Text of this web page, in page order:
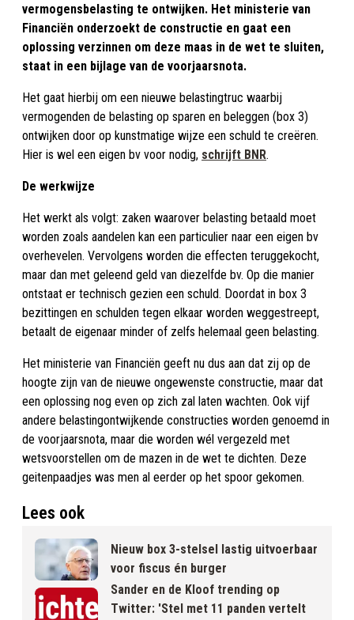
vermogensbelasting te ontwijken. Het ministerie van
Financiën onderzoekt de constructie en gaat een
oplossing verzinnen om deze maas in de wet te sluiten,
staat in een bijlage van de voorjaarsnota.
Het gaat hierbij om een nieuwe belastingtruc waarbij
vermogenden de belasting op sparen en beleggen (box 3)
ontwijken door op kunstmatige wijze een schuld te creëren.
Hier is wel een eigen bv voor nodig, schrijft BNR.
De werkwijze
Het werkt als volgt: zaken waarover belasting betaald moet
worden zoals aandelen kan een particulier naar een eigen bv
overhevelen. Vervolgens worden die effecten teruggekocht,
maar dan met geleend geld van diezelfde bv. Op die manier
ontstaat er technisch gezien een schuld. Doordat in box 3
bezittingen en schulden tegen elkaar worden weggestreept,
betaalt de eigenaar minder of zelfs helemaal geen belasting.
Het ministerie van Financiën geeft nu dus aan dat zij op de
hoogte zijn van de nieuwe ongewenste constructie, maar dat
een oplossing nog even op zich zal laten wachten. Ook vijf
andere belastingontwijkende constructies worden genoemd in
de voorjaarsnota, maar die worden wél vergezeld met
wetsvoorstellen om de mazen in de wet te dichten. Deze
geitenpaadjes was men al eerder op het spoor gekomen.
Lees ook
Nieuw box 3-stelsel lastig uitvoerbaar
voor fiscus én burger
Sander en de Kloof trending op
Twitter: 'Stel met 11 panden vertelt